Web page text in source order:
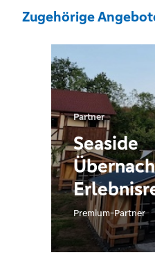
Zugehörige
Partner
Seaside
Premium-Partner